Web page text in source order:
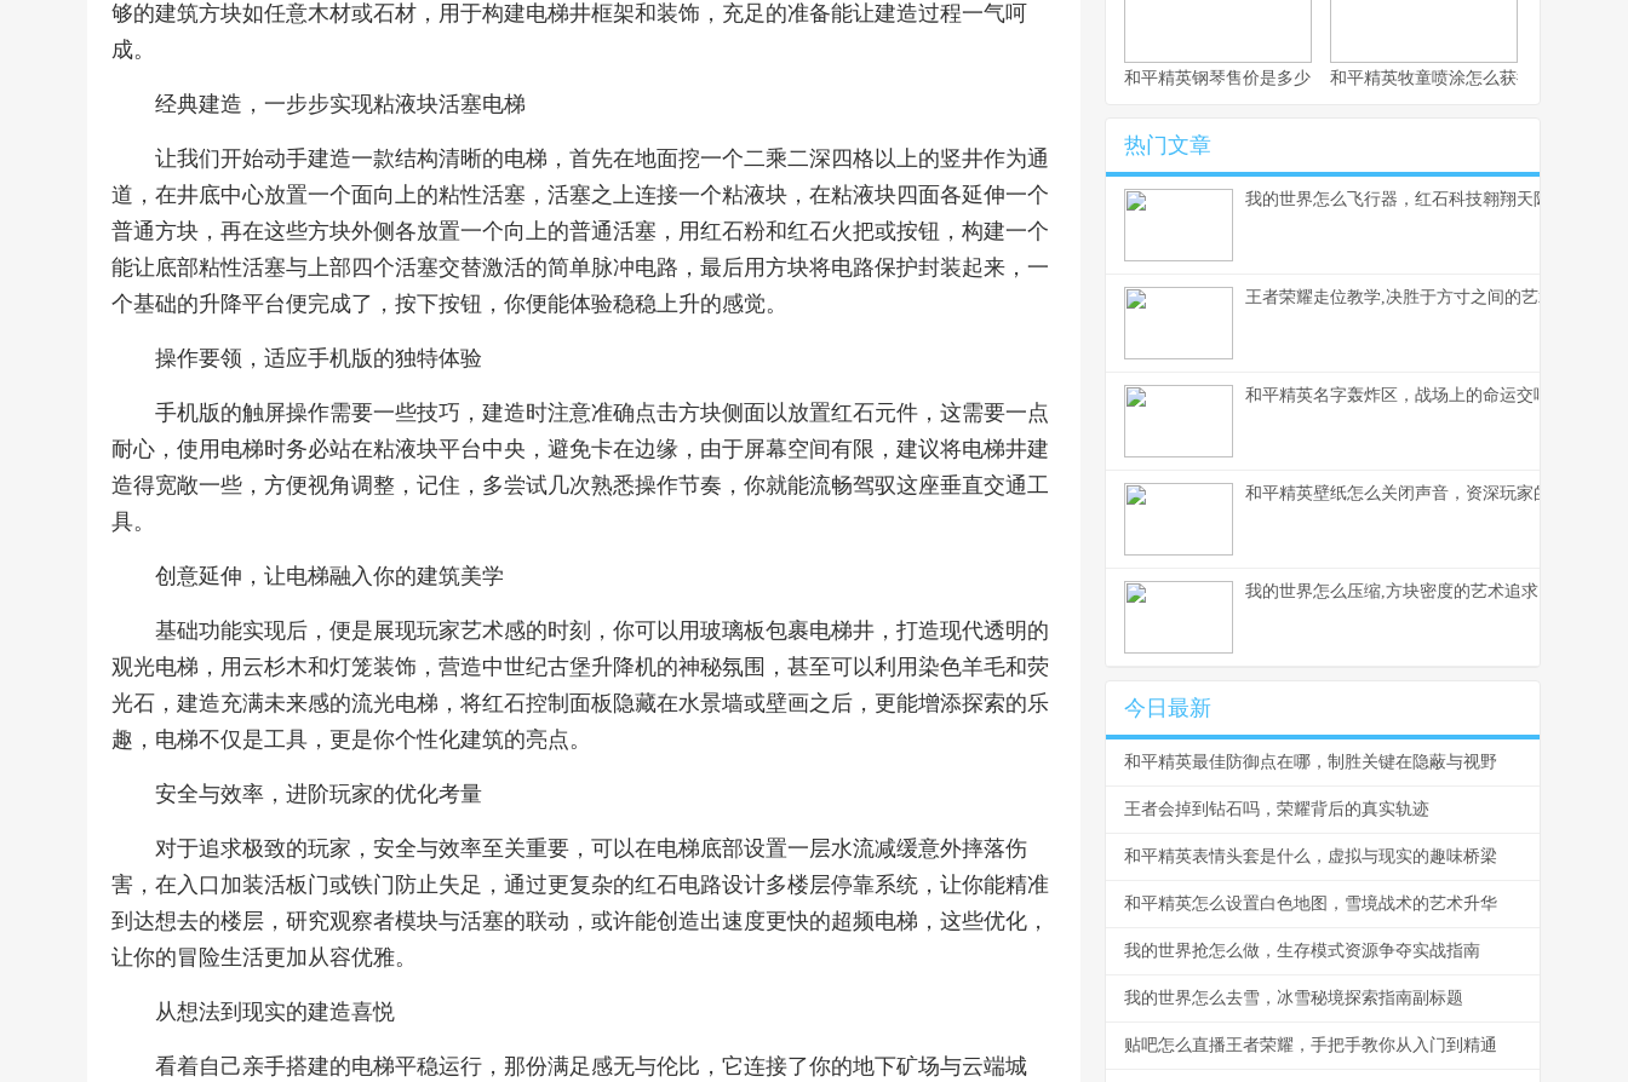
够的建筑方块如任意木材或石材，用于构建电梯井框架和装饰，充足的准备能让建造过程一气呵
成。
经典建造，一步步实现粘液块活塞电梯
让我们开始动手建造一款结构清晰的电梯，首先在地面挖一个二乘二深四格以上的竖井作为通
道，在井底中心放置一个面向上的粘性活塞，活塞之上连接一个粘液块，在粘液块四面各延伸一个
普通方块，再在这些方块外侧各放置一个向上的普通活塞，用红石粉和红石火把或按钮，构建一个
能让底部粘性活塞与上部四个活塞交替激活的简单脉冲电路，最后用方块将电路保护封装起来，一
个基础的升降平台便完成了，按下按钮，你便能体验稳稳上升的感觉。
操作要领，适应手机版的独特体验
手机版的触屏操作需要一些技巧，建造时注意准确点击方块侧面以放置红石元件，这需要一点
耐心，使用电梯时务必站在粘液块平台中央，避免卡在边缘，由于屏幕空间有限，建议将电梯井建
造得宽敞一些，方便视角调整，记住，多尝试几次熟悉操作节奏，你就能流畅驾驭这座垂直交通工
具。
创意延伸，让电梯融入你的建筑美学
基础功能实现后，便是展现玩家艺术感的时刻，你可以用玻璃板包裹电梯井，打造现代透明的
观光电梯，用云杉木和灯笼装饰，营造中世纪古堡升降机的神秘氛围，甚至可以利用染色羊毛和荧
光石，建造充满未来感的流光电梯，将红石控制面板隐藏在水景墙或壁画之后，更能增添探索的乐
趣，电梯不仅是工具，更是你个性化建筑的亮点。
安全与效率，进阶玩家的优化考量
对于追求极致的玩家，安全与效率至关重要，可以在电梯底部设置一层水流减缓意外摔落伤
害，在入口加装活板门或铁门防止失足，通过更复杂的红石电路设计多楼层停靠系统，让你能精准
到达想去的楼层，研究观察者模块与活塞的联动，或许能创造出速度更快的超频电梯，这些优化，
让你的冒险生活更加从容优雅。
从想法到现实的建造喜悦
看着自己亲手搭建的电梯平稳运行，那份满足感无与伦比，它连接了你的地下矿场与云端城
和平精英钢琴售价是多少，虚拟奢华的定价谜题
和平精英牧童喷涂怎么获得，牧童专属
热门文章
我的世界怎么飞行器，红石科技翱翔天际的奥秘
王者荣耀走位教学,决胜于方寸之间的艺术,副标题,
和平精英名字轰炸区，战场上的命运交响曲
和平精英壁纸怎么关闭声音，资深玩家的静音美
我的世界怎么压缩,方块密度的艺术追求
今日最新
和平精英最佳防御点在哪，制胜关键在隐蔽与视野
王者会掉到钻石吗，荣耀背后的真实轨迹
和平精英表情头套是什么，虚拟与现实的趣味桥梁
和平精英怎么设置白色地图，雪境战术的艺术升华
我的世界抢怎么做，生存模式资源争夺实战指南
我的世界怎么去雪，冰雪秘境探索指南副标题
贴吧怎么直播王者荣耀，手把手教你从入门到精通